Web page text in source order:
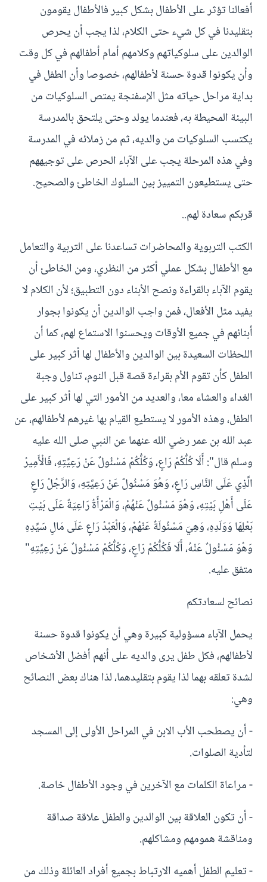
أفعالنا تؤثر على الأطفال بشكل كبير فالأطفال يقومون
بتقليدنا في كل شيء حتى الكلام، لذا يجب أن يحرص
الوالدين على سلوكياتهم وكلامهم أمام أطفالهم في كل وقت
وأن يكونوا قدوة حسنة لأطفالهم، خصوصا وأن الطفل في
بداية مراحل حياته مثل الإسفنجة يمتص السلوكيات من
البيئة المحيطة به، فعندما يولد وحتى يلتحق بالمدرسة
يكتسب السلوكيات من والديه، ثم من زملائه في المدرسة
وفي هذه المرحلة يجب على الآباء الحرص على توجيههم
حتى يستطيعون التمييز بين السلوك الخاطئ والصحيح.
قربكم سعادة لهم..
الكتب التربوية والمحاضرات تساعدنا على التربية والتعامل
مع الأطفال بشكل عملي أكثر من النظري، ومن الخاطئ أن
يقوم الآباء بالقراءة ونصح الأبناء دون التطبيق؛ لأن الكلام لا
يفيد مثل الأفعال، فمن واجب الوالدين أن يكونوا بجوار
أبنائهم في جميع الأوقات ويحسنوا الاستماع لهم، كما أن
اللحظات السعيدة بين الوالدين والأطفال لها أثر كبير على
الطفل كأن تقوم الأم بقراءة قصة قبل النوم، تناول وجبة
الغداء والعشاء معا، والعديد من الأمور التي لها أثر كبير على
الطفل، وهذه الأمور لا يستطيع القيام بها غيرهم لأطفالهم، عن
عبد الله بن عمر رضي الله عنهما عن النبي صلى الله عليه
وسلم قال": أَلَا كُلُّكُمْ رَاعٍ، وَكُلُّكُمْ مَسْئُولٌ عَنْ رَعِيَّتِهِ، فَالْأَمِيرُ
الَّذِي عَلَى النَّاسِ رَاعٍ، وَهُوَ مَسْئُولٌ عَنْ رَعِيَّتِهِ، وَالرَّجُلُ رَاعٍ
عَلَى أَهْلِ بَيْتِهِ، وَهُوَ مَسْئُولٌ عَنْهُمْ، وَالْمَرْأَةُ رَاعِيَةٌ عَلَى بَيْتِ
بَعْلِهَا وَوَلَدِهِ، وَهِيَ مَسْئُولَةٌ عَنْهُمْ، وَالْعَبْدُ رَاعٍ عَلَى مَالِ سَيِّدِهِ
وَهُوَ مَسْئُولٌ عَنْهُ، أَلَا فَكُلُّكُمْ رَاعٍ، وَكُلُّكُمْ مَسْئُولٌ عَنْ رَعِيَّتِهِ"
متفق عليه.
نصائح لسعادتكم
يحمل الآباء مسؤولية كبيرة وهي أن يكونوا قدوة حسنة
لأطفالهم، فكل طفل يرى والديه على أنهم أفضل الأشخاص
لشدة تعلقه بهما لذا يقوم بتقليدهما، لذا هناك بعض النصائح
وهي:
- أن يصطحب الأب الابن في المراحل الأولى إلى المسجد
لتأدية الصلوات.
- مراعاة الكلمات مع الآخرين في وجود الأطفال خاصة.
- أن تكون العلاقة بين الوالدين والطفل علاقة صداقة
ومناقشة همومهم ومشاكلهم.
- تعليم الطفل أهميه الارتباط بجميع أفراد العائلة وذلك من